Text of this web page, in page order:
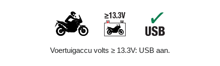
Voertuigaccu volts ≥ 13.3V: USB aan.